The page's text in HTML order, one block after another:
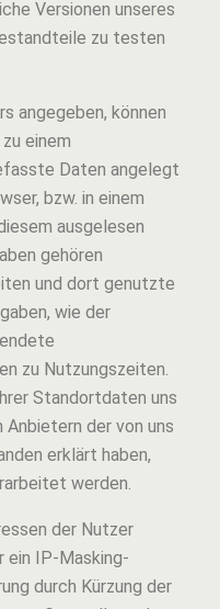
Versionen unseres
zu testen
angegeben, können
einem
Daten angelegt
bzw. in einem
ausgelesen
gehören
und dort genutzte
wie der
zu Nutzungszeiten.
Standortdaten uns
der von uns
erklärt haben,
werden.
der Nutzer
ein IP-Masking-
durch Kürzung der